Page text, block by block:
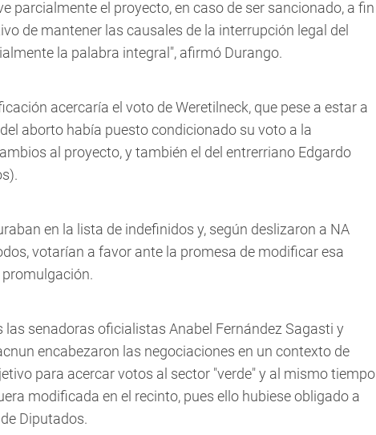
parcialmente el proyecto, en caso de ser sancionado, a fin
de mantener las causales de la interrupción legal del
la palabra integral", afirmó Durango.
acercaría el voto de Weretilneck, que pese a estar a
aborto había puesto condicionado su voto a la
al proyecto, y también el del entrerriano Edgardo
en la lista de indefinidos y, según deslizaron a NA
votarían a favor ante la promesa de modificar esa
las senadoras oficialistas Anabel Fernández Sagasti y
encabezaron las negociaciones en un contexto de
para acercar votos al sector "verde" y al mismo tiempo
modificada en el recinto, pues ello hubiese obligado a
Diputados.